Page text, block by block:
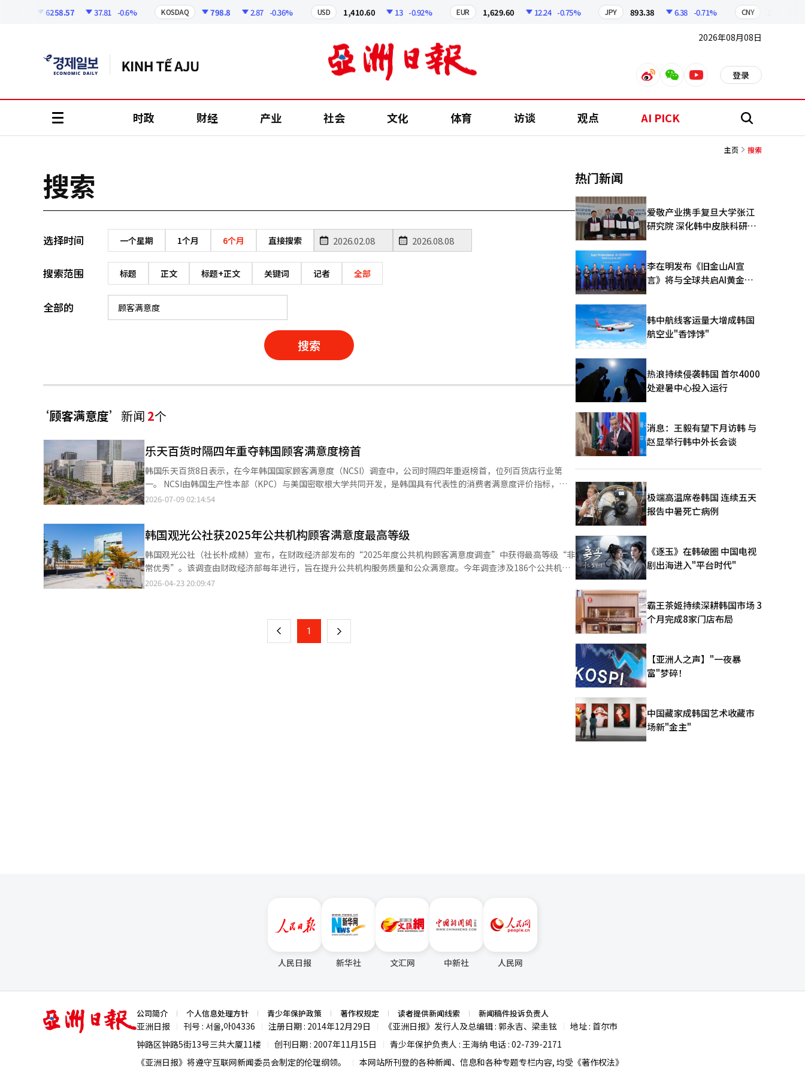
6258.57 37.81 -0.6% KOSDAQ 798.8 2.87 -0.36% USD 1,410.60 13 -0.92% EUR 1,629.60 12.24 -0.75% JPY 893.38 6.38 -0.71% CNY
2026年08月08日
weiboweixinyoutube 登录
时政 财经 产业 社会 文化 体育 访谈 观点 AI PICK 搜
主页 搜索
搜索
选择时间 一个星期 1个月 6个月 直接搜索
搜索范围 标题 正文 标题+正文 关键词 记者 全部
全部的
搜索
‘顾客满意度’ 新闻 2个
乐天百货时隔四年重夺韩国顾客满意度榜首
韩国乐天百货8日表示，在今年韩国国家顾客满意度（NCSI）调查中，公司时隔四年重返榜首，位列百货店行业第
一。 NCSI由韩国生产性本部（KPC）与美国密歇根大学共同开发，是韩国具有代表性的消费者满意度评价指标，由
消费者直接对企业产品和服务进行评价。 乐天百货表示，此次重回第一，主要得益于近年来持续推进以消费者体验为
生鲜美食等业态，进一步提升区域竞争力。 此外，蚕室店和总店持续打造集购物、旅游、娱乐于一体的复合型消费空
间，2024年至2025年连续两年合计实现年销售额5万亿韩元（约合人民币226万元）。去年，蚕室店举办约700场时
尚、餐饮等主题快闪活动，总店则通过举办明洞庆典、引入韩国时尚品牌专区等举措，持续吸引国内外消费者，进一
步提升门店客流和消费活力。 在服务方面，乐天百货近两年持续完善服务体系，邀请业内专家开展一线服务培训，并
结合消费趋势优化服务标准。今年上半年，公司上线人工智能（AI）客户意见（VOC）管理系统，进一步提升客户咨
2026-07-09 02:14:54
韩国观光公社获2025年公共机构顾客满意度最高等级
韩国观光公社（社长朴成赫）宣布，在财政经济部发布的“2025年度公共机构顾客满意度调查”中获得最高等级“非
常优秀”。该调查由财政经济部每年进行，旨在提升公共机构服务质量和公众满意度。今年调查涉及186个公共机
构，结果分为非常优秀、优秀、普通、欠佳、非常欠佳五个等级。在此次调查中，观光公社是文化体育观光部下属机
力，获得了顾客满意度最高等级的成果。作为韩国代表性的旅游公共机构，我们将更加倾听国民的声音，通过创新成
为令全球游客感动的机构。”此外，观光公社将举办“旅游政策国民建议征集活动”，截止日期为下月12日。公社将
积极采纳国民的创意，提高旅游领域的公众服务满意度，并扩大以顾客为中心的项目。详情可在韩国旅游官网查看。
2026-04-23 20:09:47
上 1 下
热门新闻
爱敬产业携手复旦大学张江
研究院 深化韩中皮肤科研合
李在明发布《旧金山AI宣
言》将与全球共启AI黄金时
韩中航线客运量大增成韩国
航空业"香饽饽"
热浪持续侵袭韩国 首尔4000
处避暑中心投入运行
消息：王毅有望下月访韩 与
赵显举行韩中外长会谈
极端高温席卷韩国 连续五天
报告中暑死亡病例
《逐玉》在韩破圈 中国电视
剧出海进入"平台时代"
霸王茶姬持续深耕韩国市场 3
个月完成8家门店布局
【亚洲人之声】"一夜暴
富"梦碎！
中国藏家成韩国艺术收藏市
场新"金主"
人民日报 新华社 文汇网 中新社 人民网
亚
洲
日
公司简介 个人信息处理方针 青少年保护政策 著作权规定 读者提供新闻线索 新闻稿件投诉负责人
亚洲日报 刊号 : 서울,아04336 注册日期 : 2014年12月29日 《亚洲日报》发行人及总编辑 : 郭永吉、梁圭铉
地址 : 首尔市
钟路区钟路5街13号三共大厦11楼
创刊日期 : 2007年11月15日
青少年保护负责人 : 王海纳 电话 : 02-739-2171
《亚洲日报》将遵守互联网新闻委员会制定的伦理纲领。
本网站所刊登的各种新闻、信息和各种专题专栏内容, 均受《著作权法》